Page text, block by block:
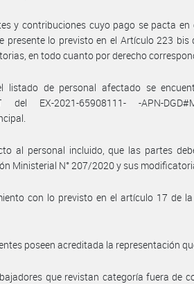
y contribuciones cuyo pago se pacta en
presente lo previsto en el Artículo 223 bis
en todo cuanto por derecho
listado de personal afectado se
del EX-2021-65908111- -APN-
al personal incluido, que las partes
Ministerial N° 207/2020 y sus
con lo previsto en el artículo 17 de la
poseen acreditada la representación
que revistan categoría fuera de